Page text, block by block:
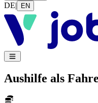
DE| EN
Aushilfe als